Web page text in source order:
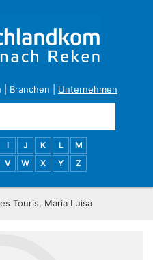
Branchen Unternehmen
I J K L
M
V W X Y Z
Touris, Maria Luisa